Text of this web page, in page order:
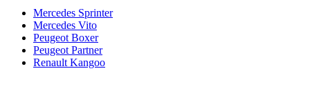
Mercedes Sprinter
Mercedes Vito
Peugeot Boxer
Peugeot Partner
Renault Kangoo